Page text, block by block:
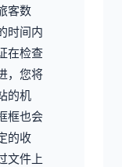
客数
时间内
在检查
，您将
的机
框也会
的收
文件上